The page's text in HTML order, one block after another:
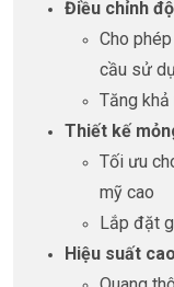
Điều chỉnh
Cho
cầu sử
Tăng
Thiết kế
Tối ưu
mỹ cao
Lắp đặt
Hiệu suất